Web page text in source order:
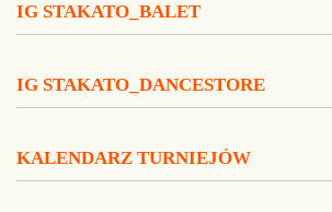
IG STAKATO_BALET
IG STAKATO_DANCESTORE
KALENDARZ TURNIEJÓW